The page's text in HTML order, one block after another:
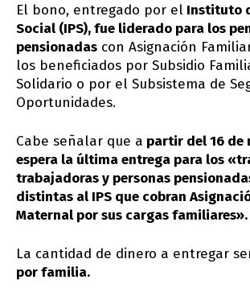
El bono, entregado por el Instituto
Social (IPS), fue liderado para los
pensionadas con Asignación
los beneficiados por Subsidio
Solidario o por el Subsistema de
Oportunidades.
Cabe señalar que a partir del 16 de
espera la última entrega para los
trabajadoras y personas
distintas al IPS que cobran
Maternal por sus cargas familiares».
La cantidad de dinero a entregar
por familia.